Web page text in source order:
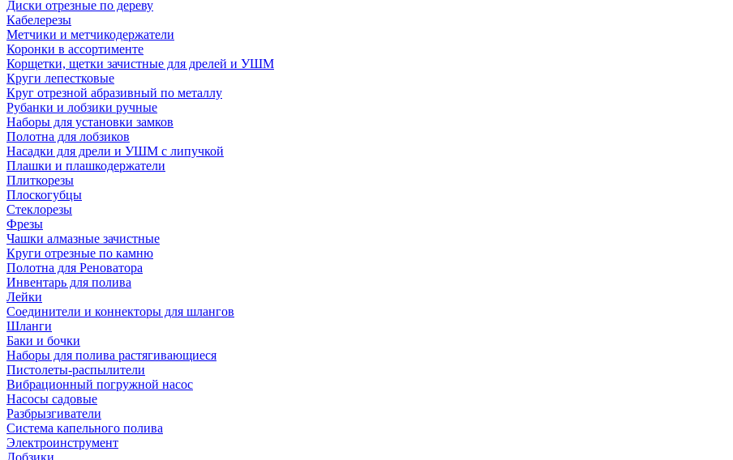
Диски отрезные по дереву
Кабелерезы
Метчики и метчикодержатели
Коронки в ассортименте
Корщетки, щетки зачистные для дрелей и УШМ
Круги лепестковые
Круг отрезной абразивный по металлу
Рубанки и лобзики ручные
Наборы для установки замков
Полотна для лобзиков
Насадки для дрели и УШМ с липучкой
Плашки и плашкодержатели
Плиткорезы
Плоскогубцы
Стеклорезы
Фрезы
Чашки алмазные зачистные
Круги отрезные по камню
Полотна для Реноватора
Инвентарь для полива
Лейки
Соединители и коннекторы для шлангов
Шланги
Баки и бочки
Наборы для полива растягивающиеся
Пистолеты-распылители
Вибрационный погружной насос
Насосы садовые
Разбрызгиватели
Система капельного полива
Электроинструмент
Лобзики